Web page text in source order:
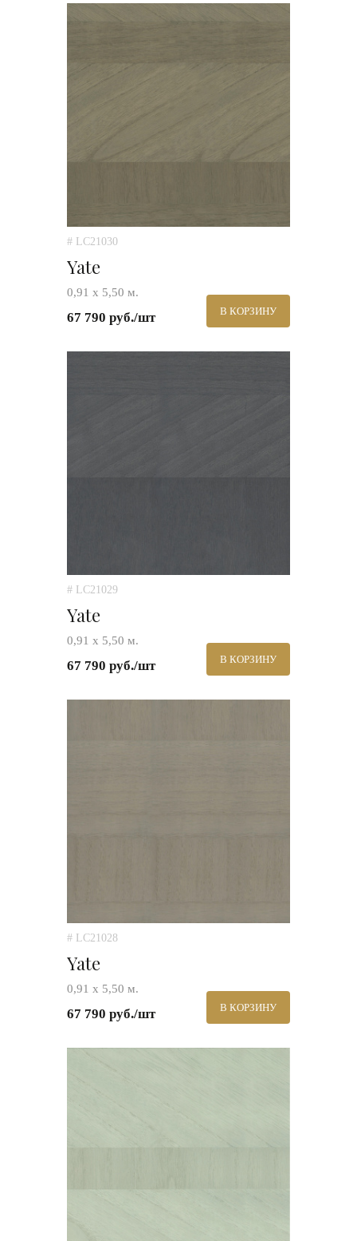
# LC21030
Yate
0,91 х 5,50 м.
67 790 руб./шт В КОРЗИНУ
# LC21029
Yate
0,91 х 5,50 м.
67 790 руб./шт В КОРЗИНУ
# LC21028
Yate
0,91 х 5,50 м.
67 790 руб./шт В КОРЗИНУ